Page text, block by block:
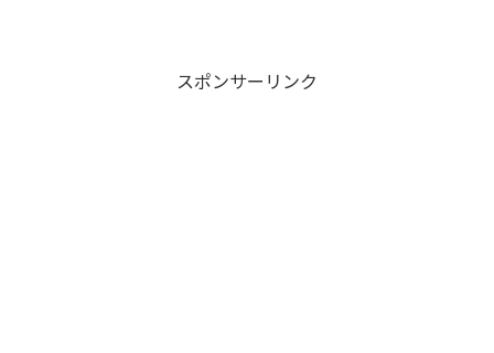
スポンサーリンク